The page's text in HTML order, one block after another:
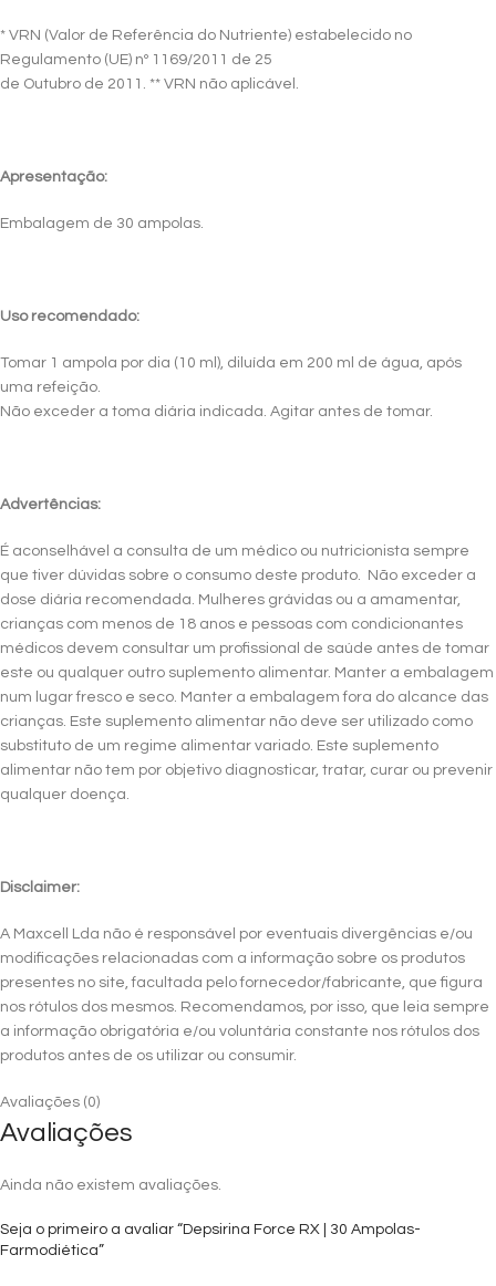
* VRN (Valor de Referência do Nutriente) estabelecido no
Regulamento (UE) nº 1169/2011 de 25
de Outubro de 2011. ** VRN não aplicável.
Apresentação:
Embalagem de 30 ampolas.
Uso recomendado:
Tomar 1 ampola por dia (10 ml), diluída em 200 ml de água, após
uma refeição.
Não exceder a toma diária indicada. Agitar antes de tomar.
Advertências:
É aconselhável a consulta de um médico ou nutricionista sempre
que tiver dúvidas sobre o consumo deste produto. Não exceder a
dose diária recomendada. Mulheres grávidas ou a amamentar,
crianças com menos de 18 anos e pessoas com condicionantes
médicos devem consultar um profissional de saúde antes de tomar
este ou qualquer outro suplemento alimentar. Manter a embalagem
num lugar fresco e seco. Manter a embalagem fora do alcance das
crianças. Este suplemento alimentar não deve ser utilizado como
substituto de um regime alimentar variado. Este suplemento
alimentar não tem por objetivo diagnosticar, tratar, curar ou prevenir
qualquer doença.
Disclaimer:
A Maxcell Lda não é responsável por eventuais divergências e/ou
modificações relacionadas com a informação sobre os produtos
presentes no site, facultada pelo fornecedor/fabricante, que figura
nos rótulos dos mesmos. Recomendamos, por isso, que leia sempre
a informação obrigatória e/ou voluntária constante nos rótulos dos
produtos antes de os utilizar ou consumir.
Avaliações (0)
Avaliações
Ainda não existem avaliações.
Seja o primeiro a avaliar “Depsirina Force RX | 30 Ampolas-
Farmodiética”